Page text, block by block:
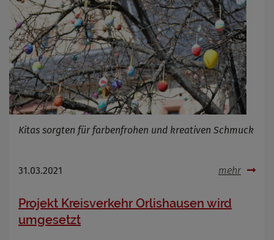
Kitas sorgten für farbenfrohen und kreativen Schmuck
31.03.2021 mehr
Projekt Kreisverkehr Orlishausen wird
umgesetzt
Cookie Name
_osm_totp_token
Cookie Laufzeit
Name
Cookies die bei der Verwendung von
OpenWeatherAPI gesetzt werden
Anbieter
Zweck
Cookie Name